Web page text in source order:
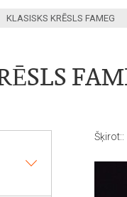
KLASISKS KRĒSLS FAMEG
Šķirot::